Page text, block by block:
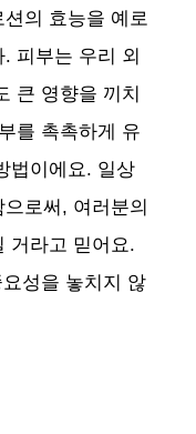
의 효능을 예로
피부는 우리 외
큰 영향을 끼치
를 촉촉하게 유
법이에요. 일상
로써, 여러분의
거라고 믿어요.
성을 놓치지 않